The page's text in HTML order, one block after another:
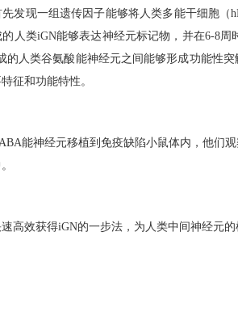
发现一组遗传因子能够将人类多能干细胞（
人类iGN能够表达神经元标记物，并在6-8
的人类谷氨酸能神经元之间能够形成功能性
征和功能特性。
能神经元移植到免疫缺陷小鼠体内，他们
高效获得iGN的一步法，为人类中间神经元的